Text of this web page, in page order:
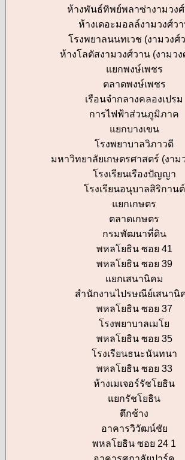
ห้างพันธ์ทิพย์พลาซ่างามวง
ห้างเดอะมอลล์งามวงศ์ว
โรงพยาลนนทเวช (งามวงศ์
ห้างโลตัสงามวงศ์วาน (งามว
แยกพงษ์เพชร
ตลาดพงษ์เพชร
เรือนจำกลางคลองเปรม
การไฟฟ้าส่วนภูมิภาค
แยกบางเขน
โรงพยาบาลวิภาวดี
มหาวิทยาลัยเกษตรศาสตร์ (งาม
โรงเรียนเรืองปัญญา
โรงเรียนอนุบาลสิริกานต์
แยกเกษตร
ตลาดเกษตร
กรมพัฒนาที่ดิน
พหลโยธิน ซอย 41
พหลโยธิน ซอย 39
แยกเสนานิคม
สำนักงานไปรษณีย์เสนานิ
พหลโยธิน ซอย 37
โรงพยาบาลเมโย
พหลโยธิน ซอย 35
โรงเรียนธนะนันทนา
พหลโยธิน ซอย 33
ห้างเมเจอร์รัชโยธิน
แยกรัชโยธิน
ตึกช้าง
อาคารวิวัฒน์ชัย
พหลโยธิน ซอย 24 1